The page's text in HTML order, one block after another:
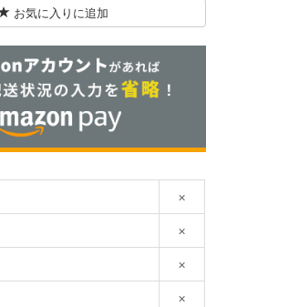
お気に入りに追加
×
×
×
×